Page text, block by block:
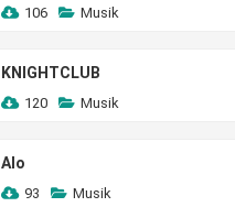
106 Musik
KNIGHTCLUB
120 Musik
Alo
93 Musik